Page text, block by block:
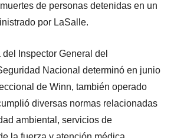
de personas detenidas en un
por LaSalle.
Inspector General del
Nacional determinó en junio
de Winn, también operado
diversas normas relacionadas
ambiental, servicios de